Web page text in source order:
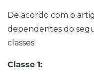
De acordo com o
dependentes do
classes:
Classe 1: